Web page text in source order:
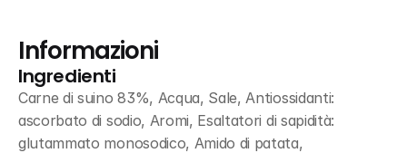
Informazioni
Ingredienti
Carne di suino 83%, Acqua, Sale, Antiossidanti:
ascorbato di sodio, Aromi, Esaltatori di sapidità:
glutammato monosodico, Amido di patata,